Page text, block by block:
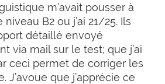
m’avait pousser à
B2 ou j’ai 21/25. Ils
détaillé envoyé
via mail sur le test; que j’ai
ceci permet de corriger les
J’avoue que j’apprécie ce